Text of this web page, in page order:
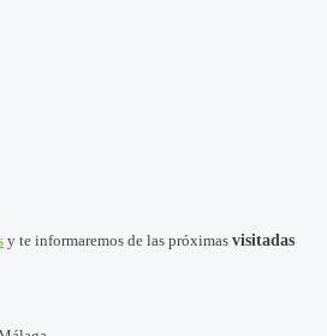
y te informaremos de las próximas visitadas